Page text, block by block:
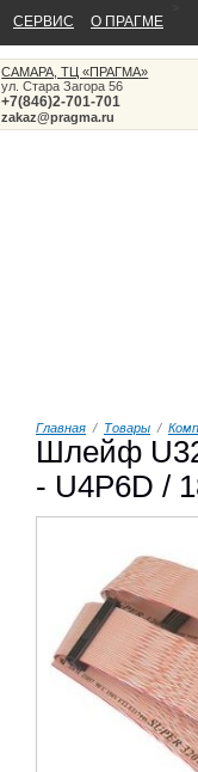
СЕРВИС О ПРАГМЕ
САМАРА, ТЦ «ПРАГМА»
ул. Стара Загора 56
+7(846)2-701-701
zakaz@pragma.ru
Главная / Товары /
Шлейф
- U4P6D /